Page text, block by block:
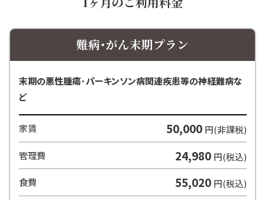
難病･がん末期プラン
末期の悪性腫瘍･パーキンソン病関連疾患等の神経難病な
ど
家賃 50,000 円(非課税)
管理費 24,980 円(税込)
食費 55,020 円(税込)